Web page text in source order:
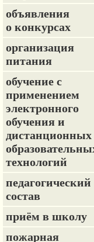
объявления
о конкурсах
организация
питания
обучение с
применением
электронного
обучения и
дистанционных
технологий
педагогический
состав
приём в школу
пожарная